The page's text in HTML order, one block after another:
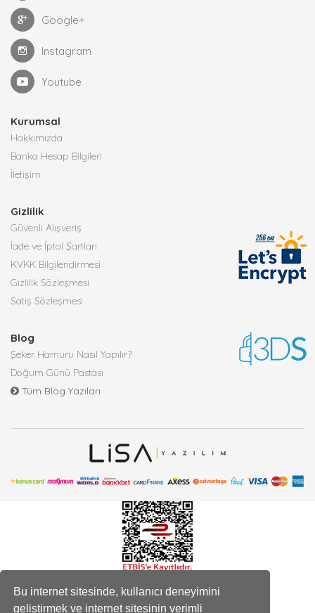
Bu internet sitesinde, kullanıcı deneyimini
geliştirmek ve internet sitesinin verimli
Google+
Instagram
Youtube
Kurumsal
Hakkımızda
Banka Hesap Bilgileri
İletişim
Gizlilik
Güvenli Alışveriş
İade ve İptal Şartları
KVKK Bilgilendirmesi
Gizlilik Sözleşmesi
Satış Sözleşmesi
Blog
Şeker Hamuru Nasıl Yapılır?
Doğum Günü Pastası
Tüm Blog Yazıları